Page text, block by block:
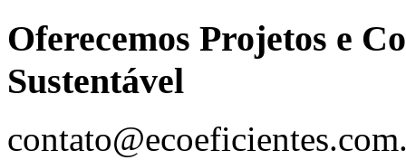
Oferecemos Projetos e
Sustentável